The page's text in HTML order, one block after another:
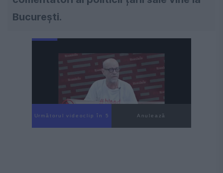
Bucureşti.
Următorul videoclip în 4 Anulează